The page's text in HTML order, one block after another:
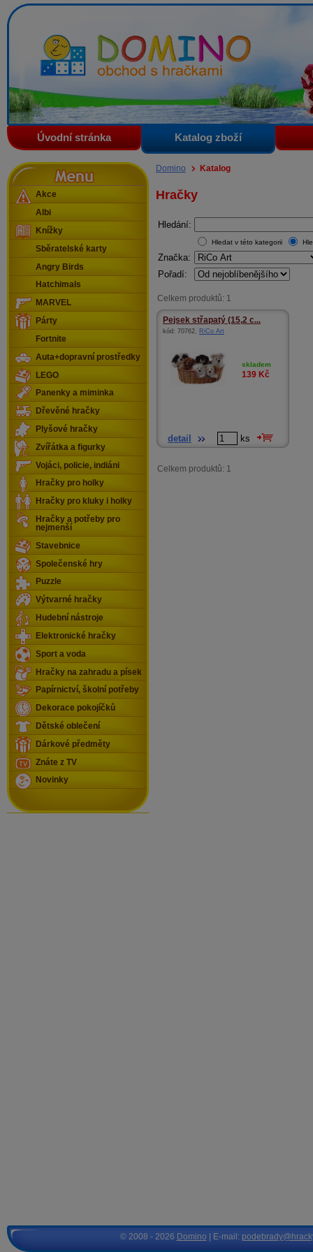
Domino - obchod s hračkami
Úvodní stránka Katalog zboží
Domino Katalog
Hračky
Hledání:
Hledat v této kategorii
Značka:
Pořadí:
Celkem produktů: 1
Pejsek střapatý (15,2 c...
kód: 70762, RiCo Art
skladem
139 Kč
detail ks
Celkem produktů: 1
Menu
Akce
Albi
Knížky
Sběratelské karty
Angry Birds
Hatchimals
MARVEL
Párty
Fortnite
Auta+dopravní prostředky
LEGO
Panenky a miminka
Dřevěné hračky
Plyšové hračky
Zvířátka a figurky
Vojáci, policie, indiáni
Hračky pro holky
Hračky pro kluky i holky
Hračky a potřeby pro
nejmenší
Stavebnice
Společenské hry
Puzzle
Výtvarné hračky
Hudební nástroje
Elektronické hračky
Sport a voda
Hračky na zahradu a písek
Papírnictví, školní potřeby
Dekorace pokojíčků
Dětské oblečení
Dárkové předměty
Znáte z TV
Novinky
© 2008 - 2026 Domino | E-mail: